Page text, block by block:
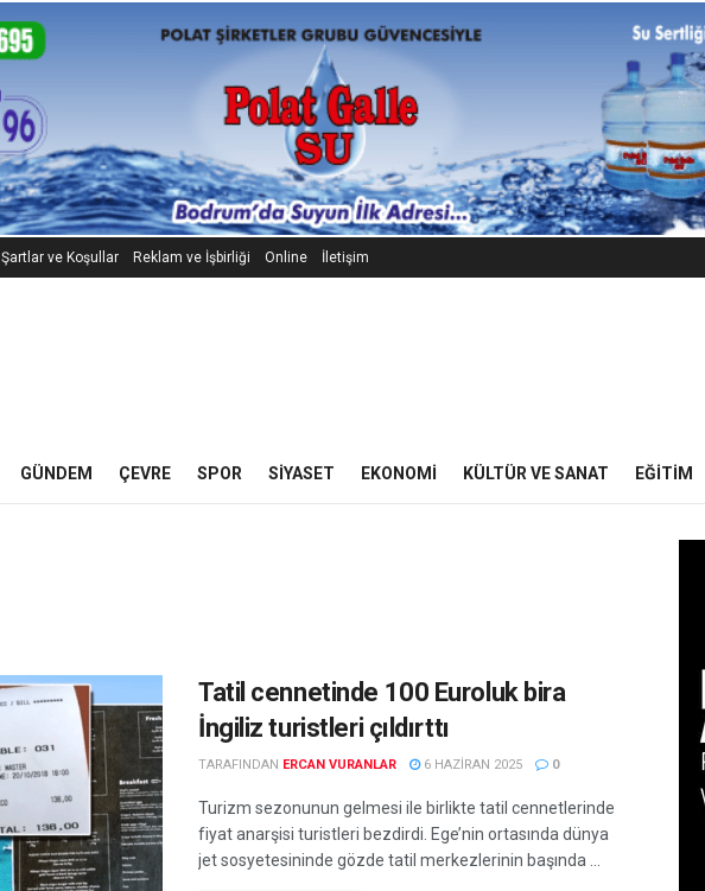
Şartlar ve Koşullar Reklam ve İşbirliği Online İletişim
GÜNDEM ÇEVRE SPOR SIYASET EKONOMI KÜLTÜR VE SANAT EĞITIM
Tatil cennetinde 100 Euroluk bira
İngiliz turistleri çıldırttı
TARAFINDAN ERCAN VURANLAR 6 HAZIRAN 2025 0
Turizm sezonunun gelmesi ile birlikte tatil cennetlerinde
fiyat anarşisi turistleri bezdirdi. Ege’nin ortasında dünya
jet sosyetesininde gözde tatil merkezlerinin başında ...